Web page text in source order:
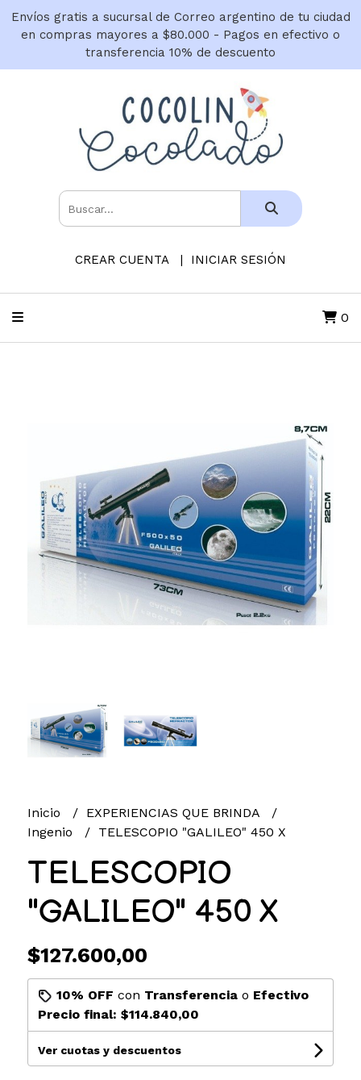
Envíos gratis a sucursal de Correo argentino de tu ciudad
en compras mayores a $80.000 - Pagos en efectivo o
transferencia 10% de descuento
CREAR CUENTA INICIAR SESIÓN
0
Inicio
EXPERIENCIAS QUE BRINDA
Ingenio
TELESCOPIO "GALILEO" 450 X
TELESCOPIO
"GALILEO" 450 X
$127.600,00
10% OFF con Transferenciao Efectivo
Precio final: $114.840,00
Ver cuotas y descuentos